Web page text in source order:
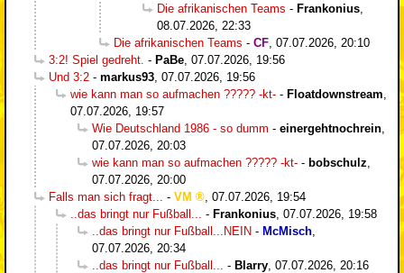
Die afrikanischen Teams - Frankonius
08.07.2026, 22:33
Die afrikanischen Teams - CF 07.07.2026, 20:10
3:2! Spiel gedreht. - PaBe 07.07.2026, 19:56
Und 3:2 - markus93 07.07.2026, 19:56
wie kann man so aufmachen ????? -kt- - Floatdownstream
07.07.2026, 19:57
Wie Deutschland 1986 - so dumm - einergehtnochrein
07.07.2026, 20:03
wie kann man so aufmachen ????? -kt- - bobschulz
07.07.2026, 20:00
Falls man sich fragt...
- VM
07.07.2026, 19:54
..das bringt nur Fußball...
- Frankonius 07.07.2026, 19:58
..das bringt nur Fußball...NEIN - McMisch
07.07.2026, 20:34
..das bringt nur Fußball...
- Blarry 07.07.2026, 20:16